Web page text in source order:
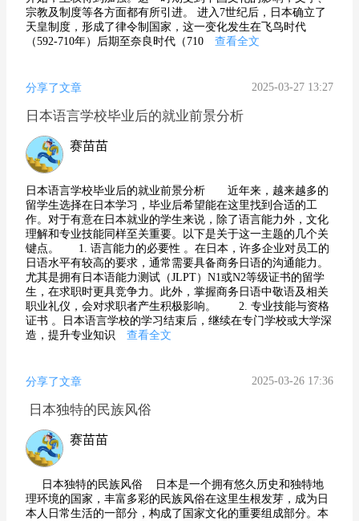
宗教及制度等各方面都有所引进。 进入7世纪后，日本确立了
天皇制度，形成了律令制国家，这一变化发生在飞鸟时代
（592-710年）后期至奈良时代（710
查看全文
分享了文章 2025-03-27 13:27
日本语言学校毕业后的就业前景分析
赛苗苗
日本语言学校毕业后的就业前景分析 近年来，越来越多的
留学生选择在日本学习，毕业后希望能在这里找到合适的工
作。对于有意在日本就业的学生来说，除了语言能力外，文化
理解和专业技能同样至关重要。以下是关于这一主题的几个关
键点。 1. 语言能力的必要性 。在日本，许多企业对员工的
日语水平有较高的要求，通常需要具备商务日语的沟通能力。
尤其是拥有日本语能力测试（JLPT）N1或N2等级证书的留学
生，在求职时更具竞争力。此外，掌握商务日语中敬语及相关
职业礼仪，会对求职者产生积极影响。 2. 专业技能与资格
证书 。日本语言学校的学习结束后，继续在专门学校或大学深
造，提升专业知识
查看全文
分享了文章 2025-03-26 17:36
日本独特的民族风俗
赛苗苗
日本独特的民族风俗 日本是一个拥有悠久历史和独特地
理环境的国家，丰富多彩的民族风俗在这里生根发芽，成为日
本人日常生活的一部分，构成了国家文化的重要组成部分。本